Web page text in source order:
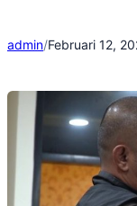
admin/Februari 12,